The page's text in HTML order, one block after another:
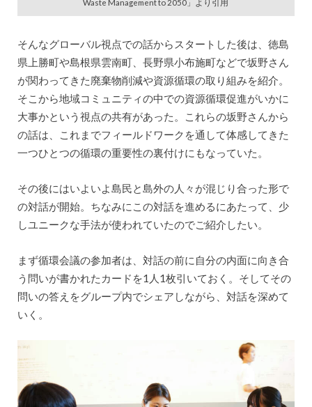
Waste Management to 2050」より引用
そんなグローバル視点での話からスタートした後は、徳島
県上勝町や島根県雲南町、長野県小布施町などで坂野さん
が関わってきた廃棄物削減や資源循環の取り組みを紹介。
そこから地域コミュニティの中での資源循環促進がいかに
大事かという視点の共有があった。これらの坂野さんから
の話は、これまでフィールドワークを通して体感してきた
一つひとつの循環の重要性の裏付けにもなっていた。
その後にはいよいよ島民と島外の人々が混じり合った形で
の対話が開始。ちなみにこの対話を進めるにあたって、少
しユニークな手法が使われていたのでご紹介したい。
まず循環会議の参加者は、対話の前に自分の内面に向き合
う問いが書かれたカードを1人1枚引いておく。そしてその
問いの答えをグループ内でシェアしながら、対話を深めて
いく。